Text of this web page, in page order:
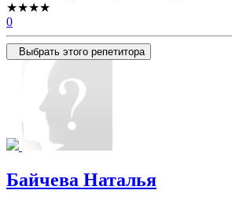
★★★★
0
Выбрать этого репетитора
Байчева Наталья